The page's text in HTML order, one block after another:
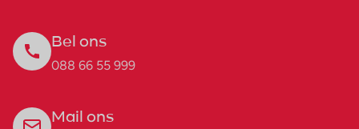
Bel ons
088 66 55 999
Mail ons